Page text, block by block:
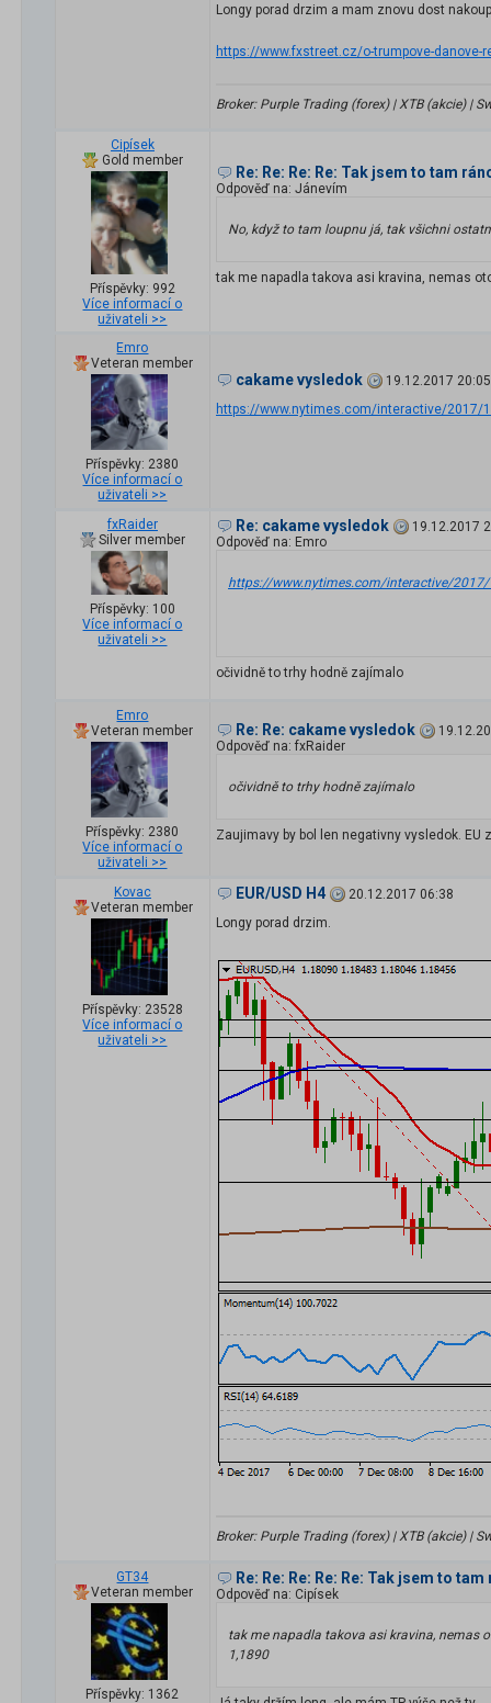
Longy porad drzim a mam znovu dost
https://www.fxstreet.cz/o-trumpove-danove-
Broker: Purple Trading (forex) | XTB (akcie) |
Cipísek
Gold member
Příspěvky: 992
Více informací o
uživateli >>
Re: Re: Re: Re: Tak jsem to tam
Odpověď na: Jánevím
No, když to tam loupnu já, tak všichni
tak me napadla takova asi kravina, nemas
Emro
Veteran member
Příspěvky: 2380
Více informací o
uživateli >>
cakame vysledok
19.12.2017 20:05
https://www.nytimes.com/interactive/2017/
fxRaider
Silver member
Příspěvky: 100
Více informací o
uživateli >>
Re: cakame vysledok
19.12.2017
Odpověď na: Emro
https://www.nytimes.com/interactive/
očividně to trhy hodně zajímalo
Emro
Veteran member
Příspěvky: 2380
Více informací o
uživateli >>
Re: Re: cakame vysledok
Odpověď na: fxRaider
očividně to trhy hodně zajímalo
Zaujimavy by bol len negativny vysledok.
Kovac
Veteran member
Příspěvky: 23528
Více informací o
uživateli >>
EUR/USD H4
20.12.2017 06:38
Longy porad drzim.
Broker: Purple Trading (forex) | XTB (akcie) |
GT34
Veteran member
Příspěvky: 1362
Re: Re: Re: Re: Re: Tak jsem to
Odpověď na: Cipísek
tak me napadla takova asi kravina, nemas
1,1890